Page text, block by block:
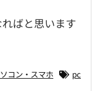
ばと思います
コン・スマホ pc